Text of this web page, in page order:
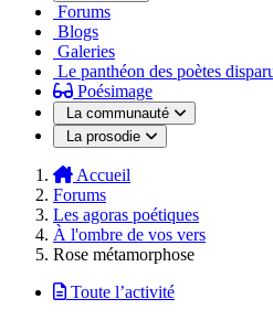
Forums
Blogs
Galeries
Le panthéon des poètes
Poésimage
La communauté
La prosodie
Accueil
Forums
Les agoras poétiques
À l'ombre de vos vers
Rose métamorphose
Toute l’activité